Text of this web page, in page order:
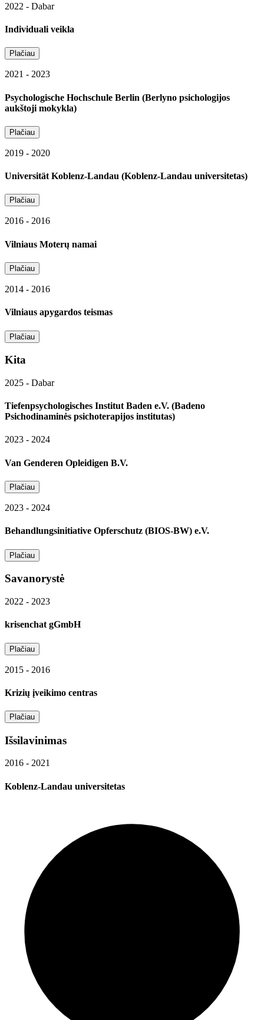
2022 - Dabar
Individuali veikla
Plačiau
2021 - 2023
Psychologische Hochschule Berlin (Berlyno psichologijos
aukštoji mokykla)
Plačiau
2019 - 2020
Universität Koblenz‑Landau (Koblenz-Landau universitetas)
Plačiau
2016 - 2016
Vilniaus Moterų namai
Plačiau
2014 - 2016
Vilniaus apygardos teismas
Plačiau
Kita
2025 - Dabar
Tiefenpsychologisches Institut Baden e.V. (Badeno
Psichodinaminės psichoterapijos institutas)
2023 - 2024
Van Genderen Opleidigen B.V.
Plačiau
2023 - 2024
Behandlungsinitiative Opferschutz (BIOS‑BW) e.V.
Plačiau
Savanorystė
2022 - 2023
krisenchat gGmbH
Plačiau
2015 - 2016
Krizių įveikimo centras
Plačiau
Išsilavinimas
2016 - 2021
Koblenz-Landau universitetas